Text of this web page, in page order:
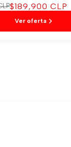
Precio
venta
$189,900 CLP
Ver oferta